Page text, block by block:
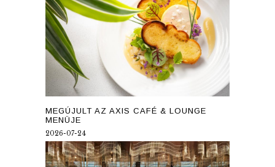
MEGÚJULT AZ AXIS CAFÉ & LOUNGE
MENÜJE
2026-07-24